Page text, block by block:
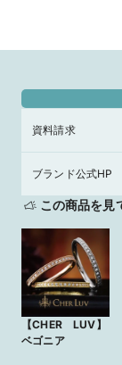
資料請求
ブランド公式HP
この商品を見
【CHER LUV】
ベゴニア